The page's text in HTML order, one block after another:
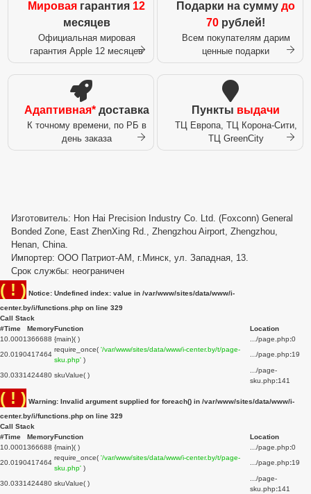
Мировая гарантия 12
месяцев
Официальная мировая
гарантия Apple 12 месяцев
Подарки на сумму до
70 рублей!
Всем покупателям дарим
ценные подарки
Адаптивная*доставка
К точному времени, по РБ в
день заказа
Пункты выдачи
ТЦ Европа, ТЦ Корона-Сити,
ТЦ GreenCity
Изготовитель: Hon Hai Precision Industry Co. Ltd. (Foxconn) General
Bonded Zone, East ZhenXing Rd., Zhengzhou Airport, Zhengzhou,
Henan, China.
Импортер: ООО Патриот-АМ, г.Минск, ул. Западная, 13.
Срок службы: неограничен
( ! ) Notice: Undefined index: value in /var/www/sites/data/www/i-
center.by/i/functions.php on line 329
Call Stack
#Time MemoryFunction
Location
10.0001366688 {main}( ) .../page.php:0
20.0190417464
require_once( '/var/www/sites/data/www/i-center.by/t/page-
sku.php' )
.../page.php:19
30.0331424480 skuValue( )
.../page-
sku.php:141
( ! ) Warning: Invalid argument supplied for foreach() in /var/www/sites/data/www/i-
center.by/i/functions.php on line 329
Call Stack
#Time MemoryFunction
Location
10.0001366688 {main}( ) .../page.php:0
20.0190417464
require_once( '/var/www/sites/data/www/i-center.by/t/page-
sku.php' )
.../page.php:19
30.0331424480 skuValue( )
.../page-
sku.php:141